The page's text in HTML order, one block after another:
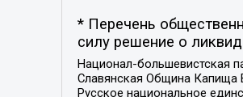
* Перечень
силу решение о
Национал-большевистская
Славянская Община Капища
Русское национальное